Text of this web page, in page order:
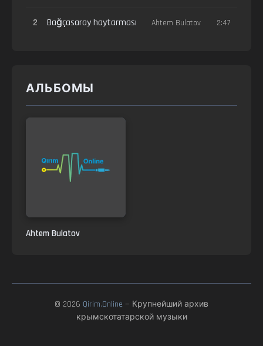
2 Bağçasaray haytarması Ahtem Bulatov 2:47
АЛЬБОМЫ
Ahtem Bulatov
© 2026 Qirim.Online — Крупнейший архив
крымскотатарской музыки